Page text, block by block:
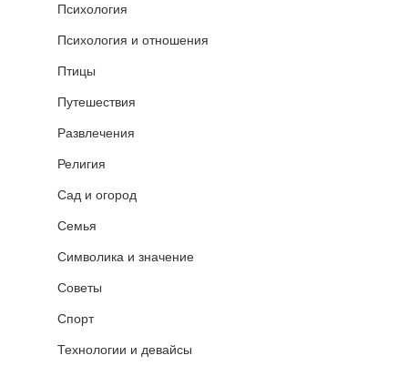
Психология
Психология и отношения
Птицы
Путешествия
Развлечения
Религия
Сад и огород
Семья
Символика и значение
Советы
Спорт
Технологии и девайсы